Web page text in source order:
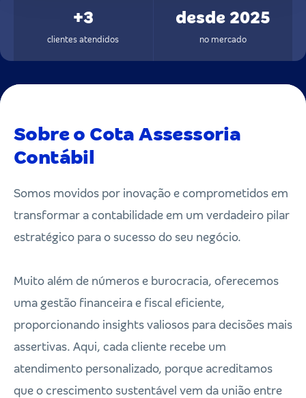
+3
clientes atendidos
desde 2025
no mercado
Sobre o Cota Assessoria
Contábil
Somos movidos por inovação e comprometidos em
transformar a contabilidade em um verdadeiro pilar
estratégico para o sucesso do seu negócio.
Muito além de números e burocracia, oferecemos
uma gestão financeira e fiscal eficiente,
proporcionando insights valiosos para decisões mais
assertivas. Aqui, cada cliente recebe um
atendimento personalizado, porque acreditamos
que o crescimento sustentável vem da união entre